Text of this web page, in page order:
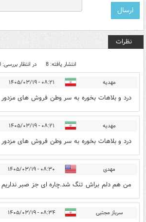
نظرات
انتشار یافته: 8 در انتظار بررسی: 0
مهدیه ۰۸:۲۱ - ۱۴۰۵/۰۳/۱۹
درد و بلاهات بخوره به سر وطن فروش های مزدور
مهدیه ۰۸:۲۱ - ۱۴۰۵/۰۳/۱۹
درد و بلاهات بخوره به سر وطن فروش های مزدور
مهدی ۰۸:۳۰ - ۱۴۰۵/۰۳/۱۹
من هم دلم براش تنگ شد.چاره ای جز صبر نداریم
سرباز مجتبی ۰۸:۳۴ - ۱۴۰۵/۰۳/۱۹